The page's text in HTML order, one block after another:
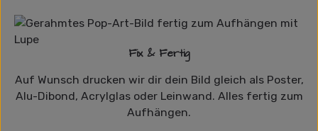
Fix & Fertig
Auf Wunsch drucken wir dir dein Bild gleich als Poster,
Alu-Dibond, Acrylglas oder Leinwand. Alles fertig zum
Aufhängen.